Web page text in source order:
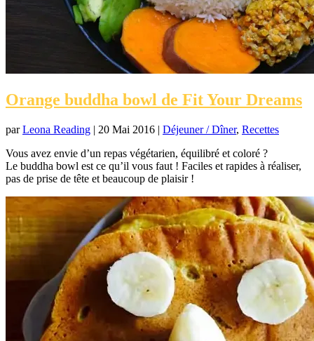
Orange buddha bowl de Fit Your Dreams
parLeona Reading | 20 Mai 2016 | Déjeuner / Dîner, Recettes
Vous avez envie d’un repas végétarien, équilibré et coloré ?
Le buddha bowl est ce qu’il vous faut ! Faciles et rapides à réaliser,
pas de prise de tête et beaucoup de plaisir !